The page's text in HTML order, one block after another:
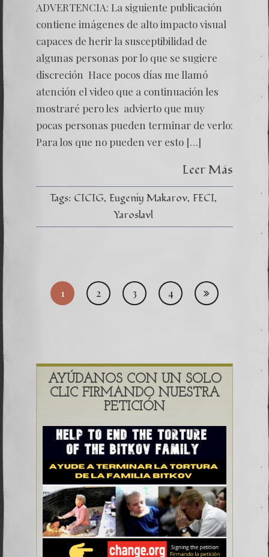
ADVERTENCIA: La siguiente publicación
contiene imágenes de alto impacto visual
capaces de herir la susceptibilidad de
algunas personas por lo que se sugiere
discreción Hace pocos días me llamó
atención el video que a continuación les
mostraré pero les advierto que muy
pocas personas pueden terminar de verlo:
Para los que no pueden ver esto […]
Leer Más
Tags: CICIG Eugeniy Makarov FECI
Yaroslavl
1 2 3 4
AYÚDANOS CON UN SOLO
CLIC FIRMANDO NUESTRA
PETICIÓN